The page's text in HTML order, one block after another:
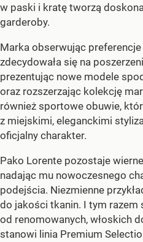
w paski i kratę tworzą
garderoby.
Marka obserwując
zdecydowała się na
prezentując nowe modele
oraz rozszerzając kolekcję
również sportowe obuwie,
z miejskimi, eleganckimi
oficjalny charakter.
Pako Lorente pozostaje
nadając mu nowoczesnego
podejścia. Niezmienne
do jakości tkanin. I tym razem
od renomowanych, włoskich
stanowi linia Premium